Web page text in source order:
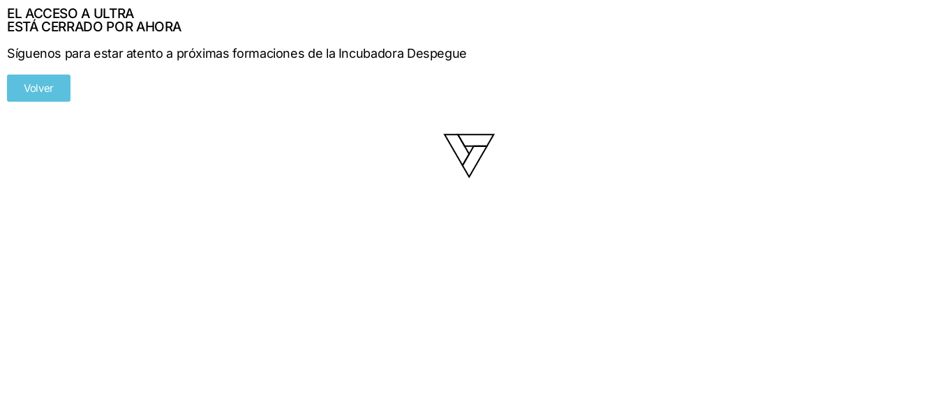
EL ACCESO A ULTRA
ESTÁ CERRADO POR AHORA
Síguenos para estar atento a próximas formaciones de la Incubadora Despegue
Volver